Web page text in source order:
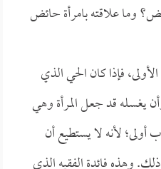
وما علاقته بامرأة حائض
فإذا كان الحي الذي
يغسله قد جعل المرأة وهي
لأنه لا يستطيع أن